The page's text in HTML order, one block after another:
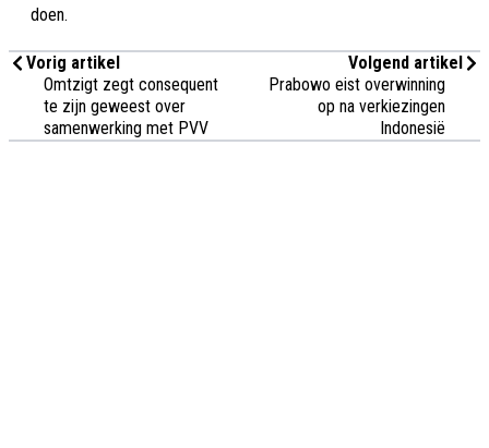
doen.
Vorig artikel
Omtzigt zegt consequent
te zijn geweest over
samenwerking met PVV
Volgend artikel
Prabowo eist overwinning
op na verkiezingen
Indonesië